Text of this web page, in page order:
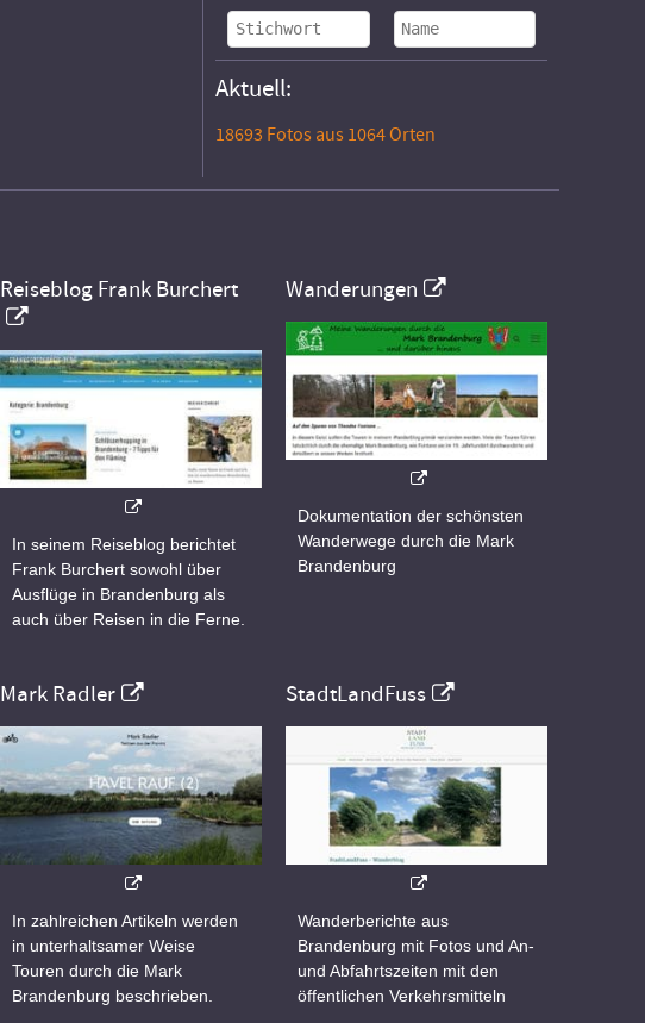
Aktuell:
18693 Fotos aus 1064 Orten
Reiseblog Frank Burchert
In seinem Reiseblog berichtet
Frank Burchert sowohl über
Ausflüge in Brandenburg als
auch über Reisen in die Ferne.
Wanderungen
Dokumentation der schönsten
Wanderwege durch die Mark
Brandenburg
Mark Radler
In zahlreichen Artikeln werden
in unterhaltsamer Weise
Touren durch die Mark
Brandenburg beschrieben.
StadtLandFuss
Wanderberichte aus
Brandenburg mit Fotos und An-
und Abfahrtszeiten mit den
öffentlichen Verkehrsmitteln